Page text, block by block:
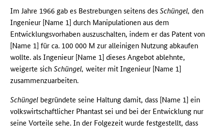
Im Jahre 1966 gab es Bestrebungen seitens desSchüngel, den
Ingenieur [Name 1] durch Manipulationen aus dem
Entwicklungsvorhaben auszuschalten, indem er das Patent von
[Name 1] für ca. 100 000 M zur alleinigen Nutzung abkaufen
wollte. als Ingenieur [Name 1] dieses Angebot ablehnte,
weigerte sichSchüngel, weiter mit Ingenieur [Name 1]
zusammenzuarbeiten.
Schüngel begründete seine Haltung damit, dass [Name 1] ein
volkswirtschaftlicher Phantast sei und bei der Entwicklung nur
seine Vorteile sehe. In der Folgezeit wurde festgestellt, dass